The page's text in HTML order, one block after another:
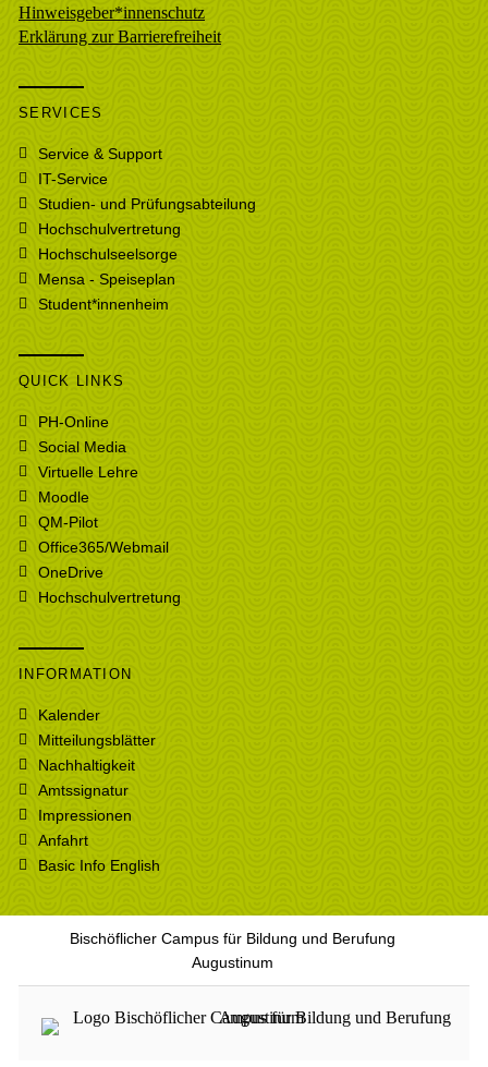
Hinweisgeber*innenschutz
Erklärung zur Barrierefreiheit
SERVICES
Service & Support
IT-Service
Studien- und Prüfungsabteilung
Hochschulvertretung
Hochschulseelsorge
Mensa - Speiseplan
Student*innenheim
QUICK LINKS
PH-Online
Social Media
Virtuelle Lehre
Moodle
QM-Pilot
Office365/Webmail
OneDrive
Hochschulvertretung
INFORMATION
Kalender
Mitteilungsblätter
Nachhaltigkeit
Amtssignatur
Impressionen
Anfahrt
Basic Info English
Bischöflicher Campus für Bildung und Berufung
Augustinum